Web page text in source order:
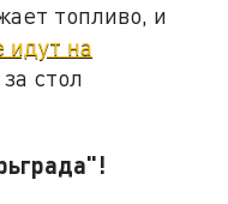
топливо, и
идут на
стол